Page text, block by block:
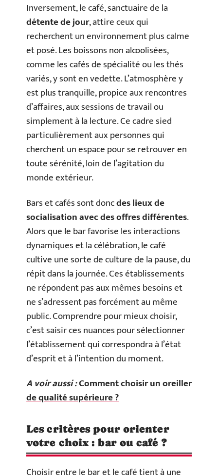
Inversement, le café, sanctuaire de la
détente de jour, attire ceux qui
recherchent un environnement plus calme
et posé. Les boissons non alcoolisées,
comme les cafés de spécialité ou les thés
variés, y sont en vedette. L’atmosphère y
est plus tranquille, propice aux rencontres
d’affaires, aux sessions de travail ou
simplement à la lecture. Ce cadre sied
particulièrement aux personnes qui
cherchent un espace pour se retrouver en
toute sérénité, loin de l’agitation du
monde extérieur.
Bars et cafés sont doncdes lieux de
socialisation avec des offres différentes.
Alors que le bar favorise les interactions
dynamiques et la célébration, le café
cultive une sorte de culture de la pause, du
répit dans la journée. Ces établissements
ne répondent pas aux mêmes besoins et
ne s’adressent pas forcément au même
public. Comprendre pour mieux choisir,
c’est saisir ces nuances pour sélectionner
l’établissement qui correspondra à l’état
d’esprit et à l’intention du moment.
A voir aussi :Comment choisir un oreiller
de qualité supérieure ?
Les critères pour orienter
votre choix : bar ou café ?
Choisir entre le bar et le café tient à une